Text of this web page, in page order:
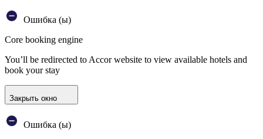
Ошибка (ы)
Core booking engine
You’ll be redirected to Accor website to view available hotels and
book your stay
Закрыть окно
Ошибка (ы)